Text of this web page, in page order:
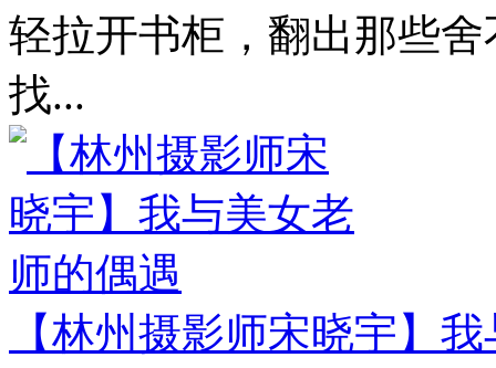
轻拉开书柜，翻出那些
找...
【林州摄影师宋晓宇】